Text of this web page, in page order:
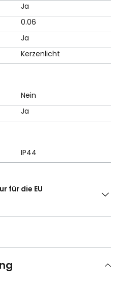
Ja
0.06
Ja
Kerzenlicht
Nein
Ja
IP44
für die EU